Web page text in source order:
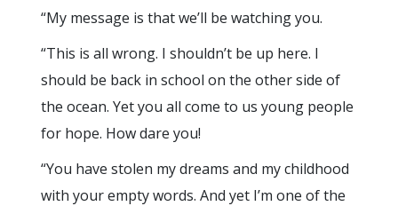
“My message is that we’ll be watching you.
“This is all wrong. I shouldn’t be up here. I
should be back in school on the other side of
the ocean. Yet you all come to us young people
for hope. How dare you!
“You have stolen my dreams and my childhood
with your empty words. And yet I’m one of the